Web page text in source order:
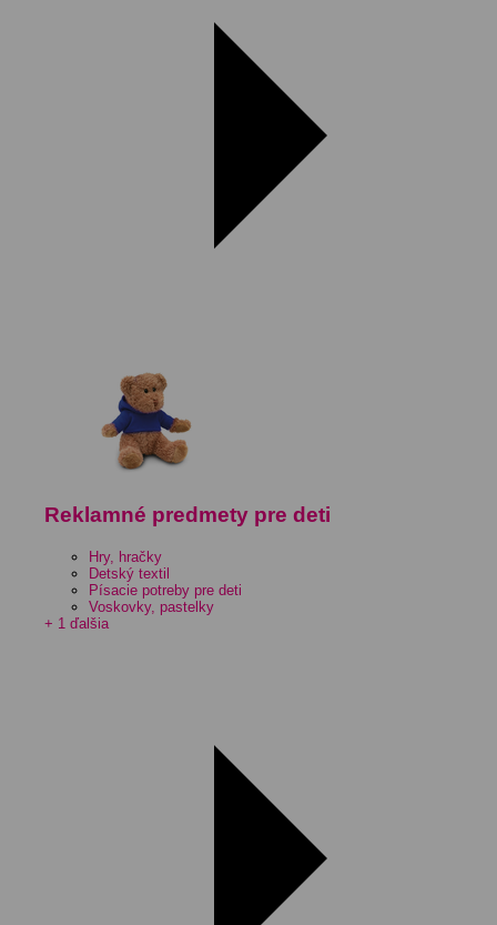
Reklamné predmety pre deti
Hry, hračky
Detský textil
Písacie potreby pre deti
Voskovky, pastelky
+ 1 ďalšia